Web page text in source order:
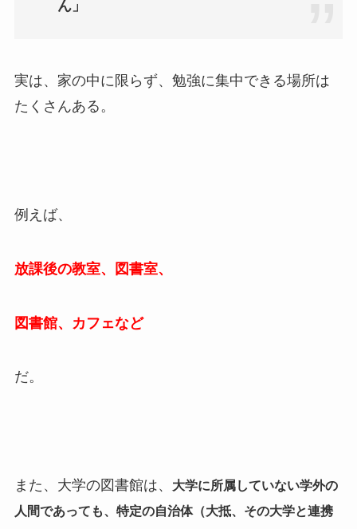
ん」
実は、家の中に限らず、勉強に集中できる場所は
たくさんある。
例えば、
放課後の教室、図書室、
図書館、カフェなど
だ。
また、大学の図書館は、
大学に所属していない学外の
人間であっても、特定の自治体（大抵、その大学と連携